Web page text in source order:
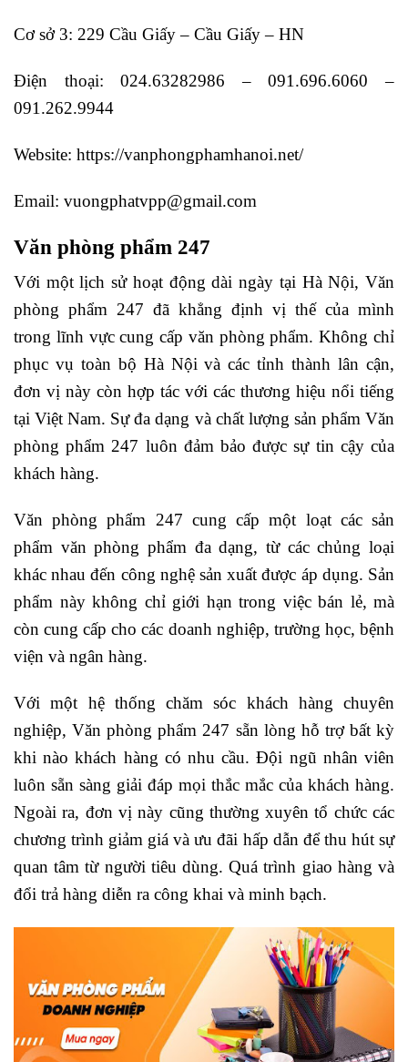
Cơ sở 3: 229 Cầu Giấy – Cầu Giấy – HN
Điện thoại: 024.63282986 – 091.696.6060 –
091.262.9944
Website: https://vanphongphamhanoi.net/
Email: vuongphatvpp@gmail.com
Văn phòng phẩm 247
Với một lịch sử hoạt động dài ngày tại Hà Nội, Văn
phòng phẩm 247 đã khẳng định vị thế của mình
trong lĩnh vực cung cấp văn phòng phẩm. Không chỉ
phục vụ toàn bộ Hà Nội và các tỉnh thành lân cận,
đơn vị này còn hợp tác với các thương hiệu nổi tiếng
tại Việt Nam. Sự đa dạng và chất lượng sản phẩm Văn
phòng phẩm 247 luôn đảm bảo được sự tin cậy của
khách hàng.
Văn phòng phẩm 247 cung cấp một loạt các sản
phẩm văn phòng phẩm đa dạng, từ các chủng loại
khác nhau đến công nghệ sản xuất được áp dụng. Sản
phẩm này không chỉ giới hạn trong việc bán lẻ, mà
còn cung cấp cho các doanh nghiệp, trường học, bệnh
viện và ngân hàng.
Với một hệ thống chăm sóc khách hàng chuyên
nghiệp, Văn phòng phẩm 247 sẵn lòng hỗ trợ bất kỳ
khi nào khách hàng có nhu cầu. Đội ngũ nhân viên
luôn sẵn sàng giải đáp mọi thắc mắc của khách hàng.
Ngoài ra, đơn vị này cũng thường xuyên tổ chức các
chương trình giảm giá và ưu đãi hấp dẫn để thu hút sự
quan tâm từ người tiêu dùng. Quá trình giao hàng và
đổi trả hàng diễn ra công khai và minh bạch.